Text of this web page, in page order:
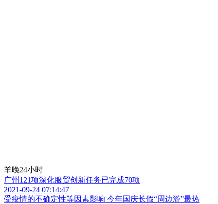
羊晚24小时
广州121项深化服贸创新任务已完成70项
2021-09-24 07:14:47
受疫情的不确定性等因素影响 今年国庆长假“周边游”最热